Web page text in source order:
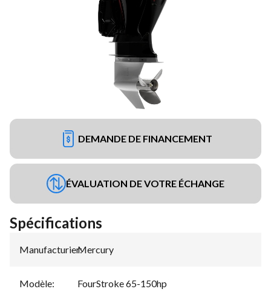
DEMANDE DE FINANCEMENT
ÉVALUATION DE VOTRE ÉCHANGE
Spécifications
Manufacturier:
Mercury
Modèle: FourStroke 65-150hp